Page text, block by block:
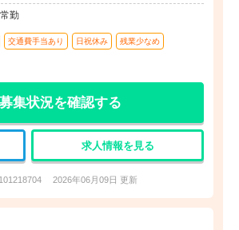
常勤
交通費手当あり 日祝休み 残業少なめ
募集状況を確認する
求人情報を見る
2026年06月09日 更新